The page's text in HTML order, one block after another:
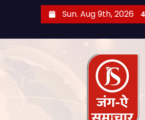
Sun. Aug 9th, 2026